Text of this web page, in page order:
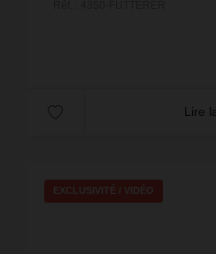
Lire
EXCLUSIVITÉ / VIDÉO